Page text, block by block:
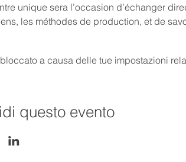
unique sera l’occasion d’échanger
les méthodes de production, et de
a causa delle tue impostazioni
questo evento